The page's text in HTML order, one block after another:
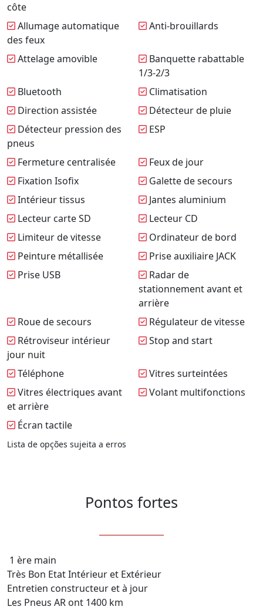
côte
Allumage automatique
des feux
Anti-brouillards
Attelage amovible
Banquette rabattable
1/3-2/3
Bluetooth
Climatisation
Direction assistée
Détecteur de pluie
Détecteur pression des
pneus
ESP
Fermeture centralisée
Feux de jour
Fixation Isofix
Galette de secours
Intérieur tissus
Jantes aluminium
Lecteur carte SD
Lecteur CD
Limiteur de vitesse
Ordinateur de bord
Peinture métallisée
Prise auxiliaire JACK
Prise USB
Radar de
stationnement avant et
arrière
Roue de secours
Régulateur de vitesse
Rétroviseur intérieur
jour nuit
Stop and start
Téléphone
Vitres surteintées
Vitres électriques avant
et arrière
Volant multifonctions
Écran tactile
Lista de opções sujeita a erros
Pontos fortes
Très Bon Etat Intérieur et Extérieur
Entretien constructeur et à jour
Les Pneus AR ont 1400 km